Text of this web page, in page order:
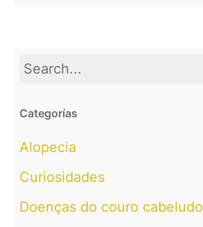
Search
Categorías
Alopecia
Curiosidades
Doenças do couro cabeludo